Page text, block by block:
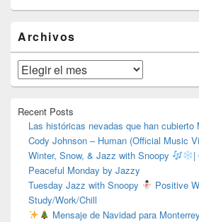
área
de
widget
barra
lateral
Archivos
Archivos
Recent Posts
Las históricas nevadas que han cubierto
Cody Johnson – Human (Official Music
Winter, Snow, & Jazz with Snoopy
|
Peaceful Monday by Jazzy
Tuesday Jazz with Snoopy
Positive
Study/Work/Chill
Mensaje de Navidad para